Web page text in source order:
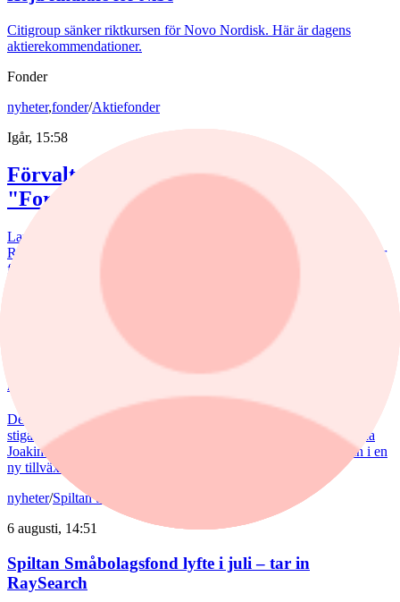
Citigroup sänker riktkursen för Novo Nordisk. Här är dagens
aktierekommendationer.
Fonder
nyheter,fonder/Aktiefonder
Igår, 15:58
Förvaltaren efter Troax rusning:
"Fortsatt stor potential"
Lancelot Sverige steg 8,6% i juli, mot 2,2% för jämförelseindex.
Rapportvinnarna Mips och Troax bidrog till uppgången. I Troax ser
förvaltaren Erik Bertilsson fortsatt stor potential.
Försvarsförvaltarna spår ny tillväxtfas: ”Goda
förutsättningar”
De europeiska försvarsbolagen visar rekordstora orderböcker,
stigande omsättning och förbättrade marginaler. Enligt förvaltarna
Joakim Agerback och Shayan Heidari går nu försvarssektorn in i en
ny tillväxtfas.
nyheter/Spiltan Småbolagsfond
6 augusti, 14:51
Spiltan Småbolagsfond lyfte i juli – tar in
RaySearch